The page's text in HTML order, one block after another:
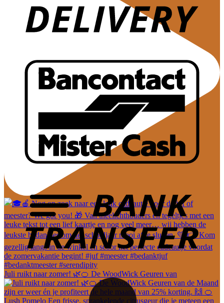
Juli ruikt naar zomer! 🌿🍊 De WoodWick Geuren van